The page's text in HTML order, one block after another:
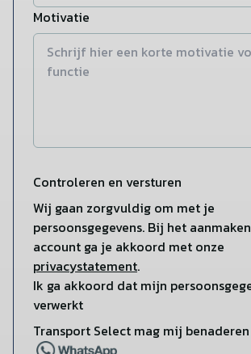
Motivatie
Controleren en versturen
Wij gaan zorgvuldig om met je
persoonsgegevens. Bij het
account ga je akkoord met onze
privacystatement.
Ik ga akkoord dat mijn
verwerkt
Transport Select mag mij